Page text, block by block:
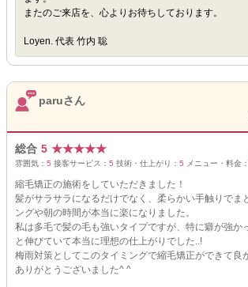
またのご来店を、心よりお待ちしております。
Loyen. 代表 竹内 聡
paruさん
総合 5 ★★★★★
雰囲気： 5 接客サービス： 5 技術・仕上がり： 5 メニュー・料金：
縮毛矯正の施術をしていただきました！
髪がサラサラになるだけでなく、柔らかい手触りでま
ングや朝の時間が本当に楽になりました。
私は多毛で髪の毛も強いタイプですが、特に癖が強か
と伸びていて本当に理想の仕上がりでした..!
梅雨対策としてこのタイミングで縮毛矯正ができて良
ありがとうございました^ ^